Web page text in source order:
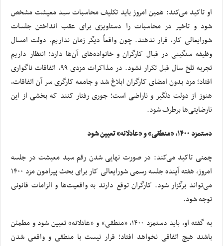
او تاکید می‌کند: همین امروز باید تکلیف محاسبات سبد معیشت مشخص
شود و تاخیر در محاسبات را دستاویزی برای عقب انداختن جلسات
شورایعالی کار، قرار ندهند. چون واقعاً دیگر زمان نداریم. دولت امسال
وظیفه سنگینی در قبال کارگران و خانواده‌های آن‌ها دارد؛ انتظار داریم
تجربه تلخ سال قبل تکرار نشود. در مذاکرات مزدی ۹۹، اتفاقات ناگواری
افتاد؛ مزد بدون امضای کارگران ابلاغ شد و جامعه کارگری سر آن اتفاقات،
هنوز از دولت دلگیر و ناراضی است؛ جوری رفتار کنند که بخشی از این
نارضایتی‌ها برطرف شود.
دستمزد ۱۴۰۰، «منطقی» و «عادلانه» تعیین شود
چمنی تاکید می‌کند: در صورت نهایی شدن رقم سبد معیشت در جلسه
امروز، هفته آینده جلسه رسمی شورایعالی کار برای بحث پیرامون مزد ۱۴۰۰
می‌تواند برگزار شود. کارگران توقع دارند به واقعیت‌ها و الزامات قانونی
توجه شود.
به گفته او، باید دستمزد ۱۴۰۰، «منطقی» و «عادلانه» تعیین شود و مطمئن
باشند هیچ اتفاقی نخواهد افتاد؛ قرار نیست با منطقی و واقعی شدن